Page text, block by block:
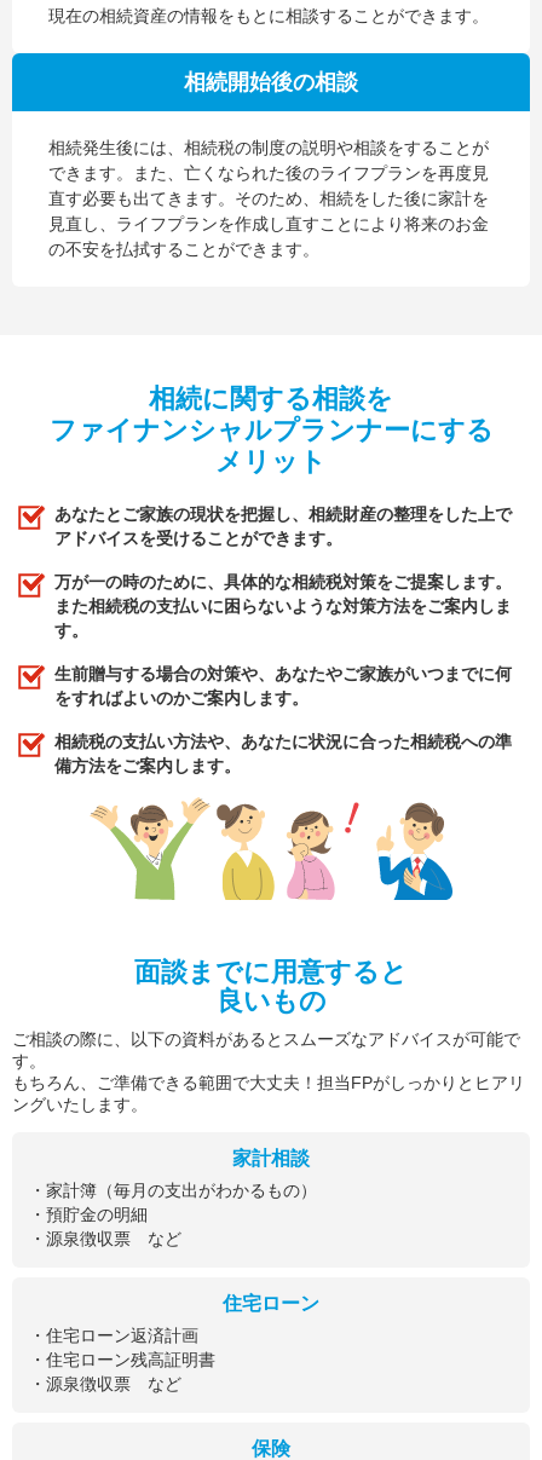
現在の相続資産の情報をもとに相談することができます。
相続開始後の相談
相続発生後には、相続税の制度の説明や相談をすることが
できます。また、亡くなられた後のライフプランを再度見
直す必要も出てきます。そのため、相続をした後に家計を
見直し、ライフプランを作成し直すことにより将来のお金
の不安を払拭することができます。
相続に関する相談を
ファイナンシャルプランナーにする
メリット
あなたとご家族の現状を把握し、相続財産の整理をした上で
アドバイスを受けることができます。
万が一の時のために、具体的な相続税対策をご提案します。
また相続税の支払いに困らないような対策方法をご案内しま
す。
生前贈与する場合の対策や、あなたやご家族がいつまでに何
をすればよいのかご案内します。
相続税の支払い方法や、あなたに状況に合った相続税への準
備方法をご案内します。
面談までに用意すると
良いもの
ご相談の際に、以下の資料があるとスムーズなアドバイスが可能で
す。
もちろん、ご準備できる範囲で大丈夫！担当FPがしっかりとヒアリ
ングいたします。
家計相談
・家計簿（毎月の支出がわかるもの）
・預貯金の明細
・源泉徴収票 など
住宅ローン
・住宅ローン返済計画
・住宅ローン残高証明書
・源泉徴収票 など
保険